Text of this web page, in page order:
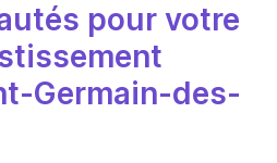
pour votre
Germain-des-